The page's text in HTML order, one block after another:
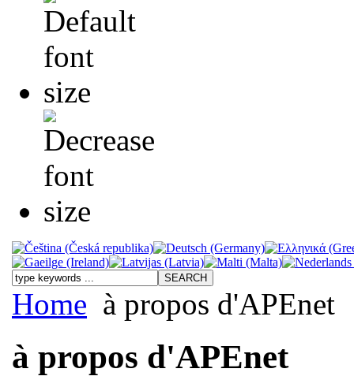
Home à propos d'APEnet
à propos d'APEnet